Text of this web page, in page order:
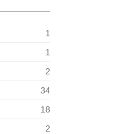
1
1
2
34
18
2